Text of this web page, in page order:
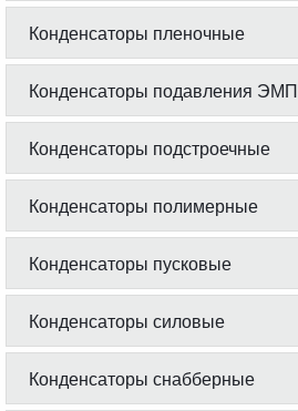
Конденсаторы пленочные
Конденсаторы подавления ЭМП
Конденсаторы подстроечные
Конденсаторы полимерные
Конденсаторы пусковые
Конденсаторы силовые
Конденсаторы снабберные